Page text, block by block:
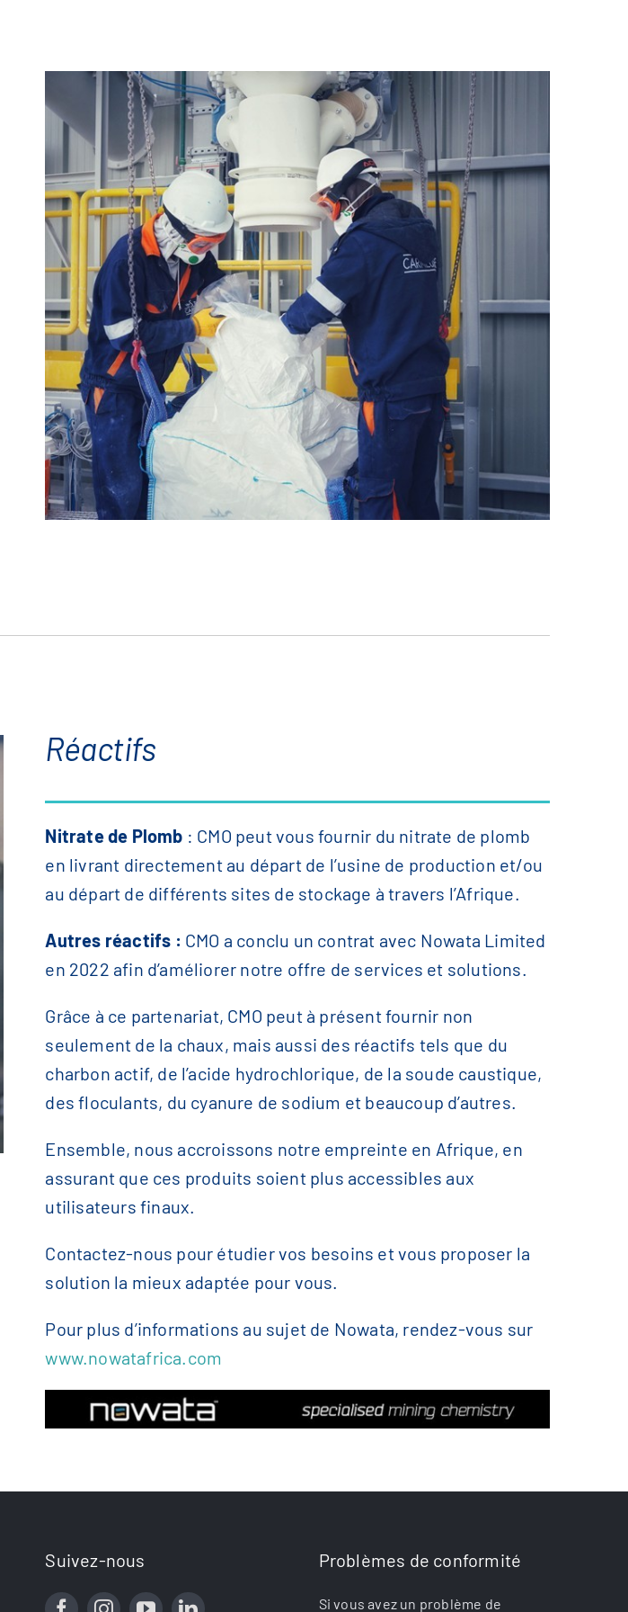
Réactifs
Nitrate de Plomb : CMO peut vous fournir du nitrate de plomb
en livrant directement au départ de l’usine de production et/ou
au départ de différents sites de stockage à travers l’Afrique.
Autres réactifs : CMO a conclu un contrat avec Nowata Limited
en 2022 afin d’améliorer notre offre de services et solutions.
Grâce à ce partenariat, CMO peut à présent fournir non
seulement de la chaux, mais aussi des réactifs tels que du
charbon actif, de l’acide hydrochlorique, de la soude caustique,
des floculants, du cyanure de sodium et beaucoup d’autres.
Ensemble, nous accroissons notre empreinte en Afrique, en
assurant que ces produits soient plus accessibles aux
utilisateurs finaux.
Contactez-nous pour étudier vos besoins et vous proposer la
solution la mieux adaptée pour vous.
Pour plus d’informations au sujet de Nowata, rendez-vous sur
www.nowatafrica.com
Suivez-nous Problèmes de conformité
Si vous avez un problème de